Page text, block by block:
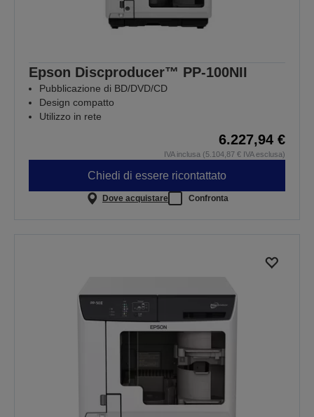
Epson Discproducer™ PP-100NII
Pubblicazione di BD/DVD/CD
Design compatto
Utilizzo in rete
6.227,94 €
IVA inclusa (5.104,87 € IVA esclusa)
Chiedi di essere ricontattato
Dove acquistare Confronta